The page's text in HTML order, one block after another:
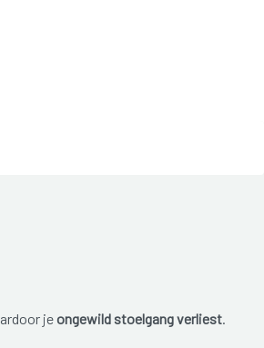
jeongewild stoelgang verliest.